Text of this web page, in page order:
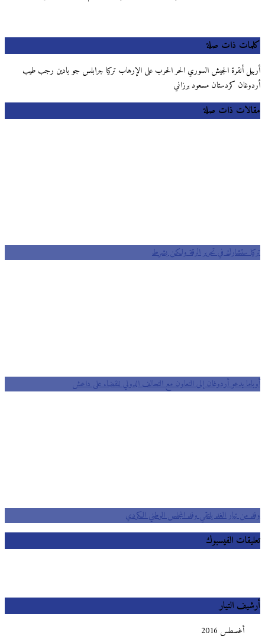
كلمات ذات صلة
أربيل أنقرة الجيش السوري الحر الحرب على الإرهاب تركيا جرابلس جو بادين رجب طيب
أردوغان كردستان مسعود برزاني
مقالات ذات صلة
تركيا ستشارك في تحرير الرقة ولكن بشرط
أوباما يدعو أردوغان إلى التعاون مع التحالف الدولي للقضاء على داعش
وفد من تيار الغد يلتقي وفد المجلس الوطني الكردي
تعليقات الفيسبوك
أرشيف التيار
أغسطس 2016